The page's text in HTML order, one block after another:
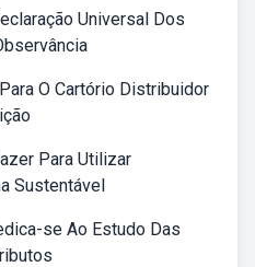
Universal Dos
O Cartório Distribuidor
Para Utilizar
Sustentável
se Ao Estudo Das